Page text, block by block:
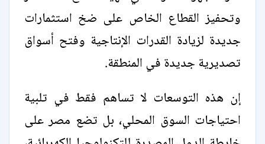
وتحفيز القطاع الخاص على ضخ استثمارات
جديدة لزيادة القدرات الإنتاجية وفتح أسواق
تصديرية جديدة في المنطقة.
إن هذه التوسعات لا تساهم فقط في تلبية
احتياجات السوق المحلي، بل تضع مصر على